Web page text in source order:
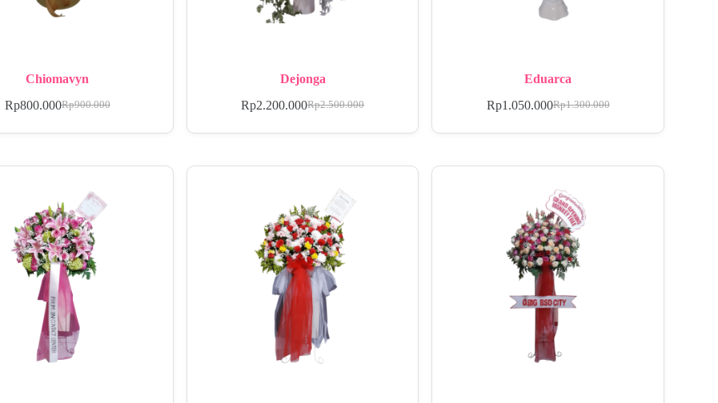
Chiomavyn
Rp900.000
Rp800.000
Dejonga
Rp2.500.000
Rp2.200.000
Eduarca
Rp1.300.000
Rp1.050.000